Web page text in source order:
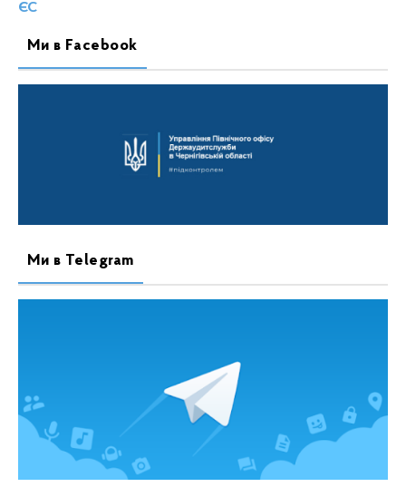
ЄС
Ми в Facebook
Ми в Telegram